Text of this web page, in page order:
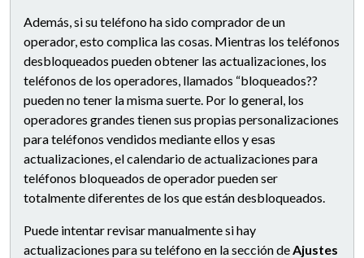
Además, si su teléfono ha sido comprador de un
operador, esto complica las cosas. Mientras los teléfonos
desbloqueados pueden obtener las actualizaciones, los
teléfonos de los operadores, llamados “bloqueados??
pueden no tener la misma suerte. Por lo general, los
operadores grandes tienen sus propias personalizaciones
para teléfonos vendidos mediante ellos y esas
actualizaciones, el calendario de actualizaciones para
teléfonos bloqueados de operador pueden ser
totalmente diferentes de los que están desbloqueados.
Puede intentar revisar manualmente si hay
actualizaciones para su teléfono en la sección deAjustes